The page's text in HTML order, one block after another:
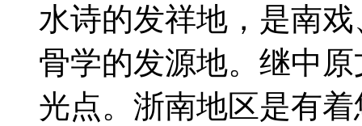
水诗的发祥地，是南
骨学的发源地。继中
光点。浙南地区是有